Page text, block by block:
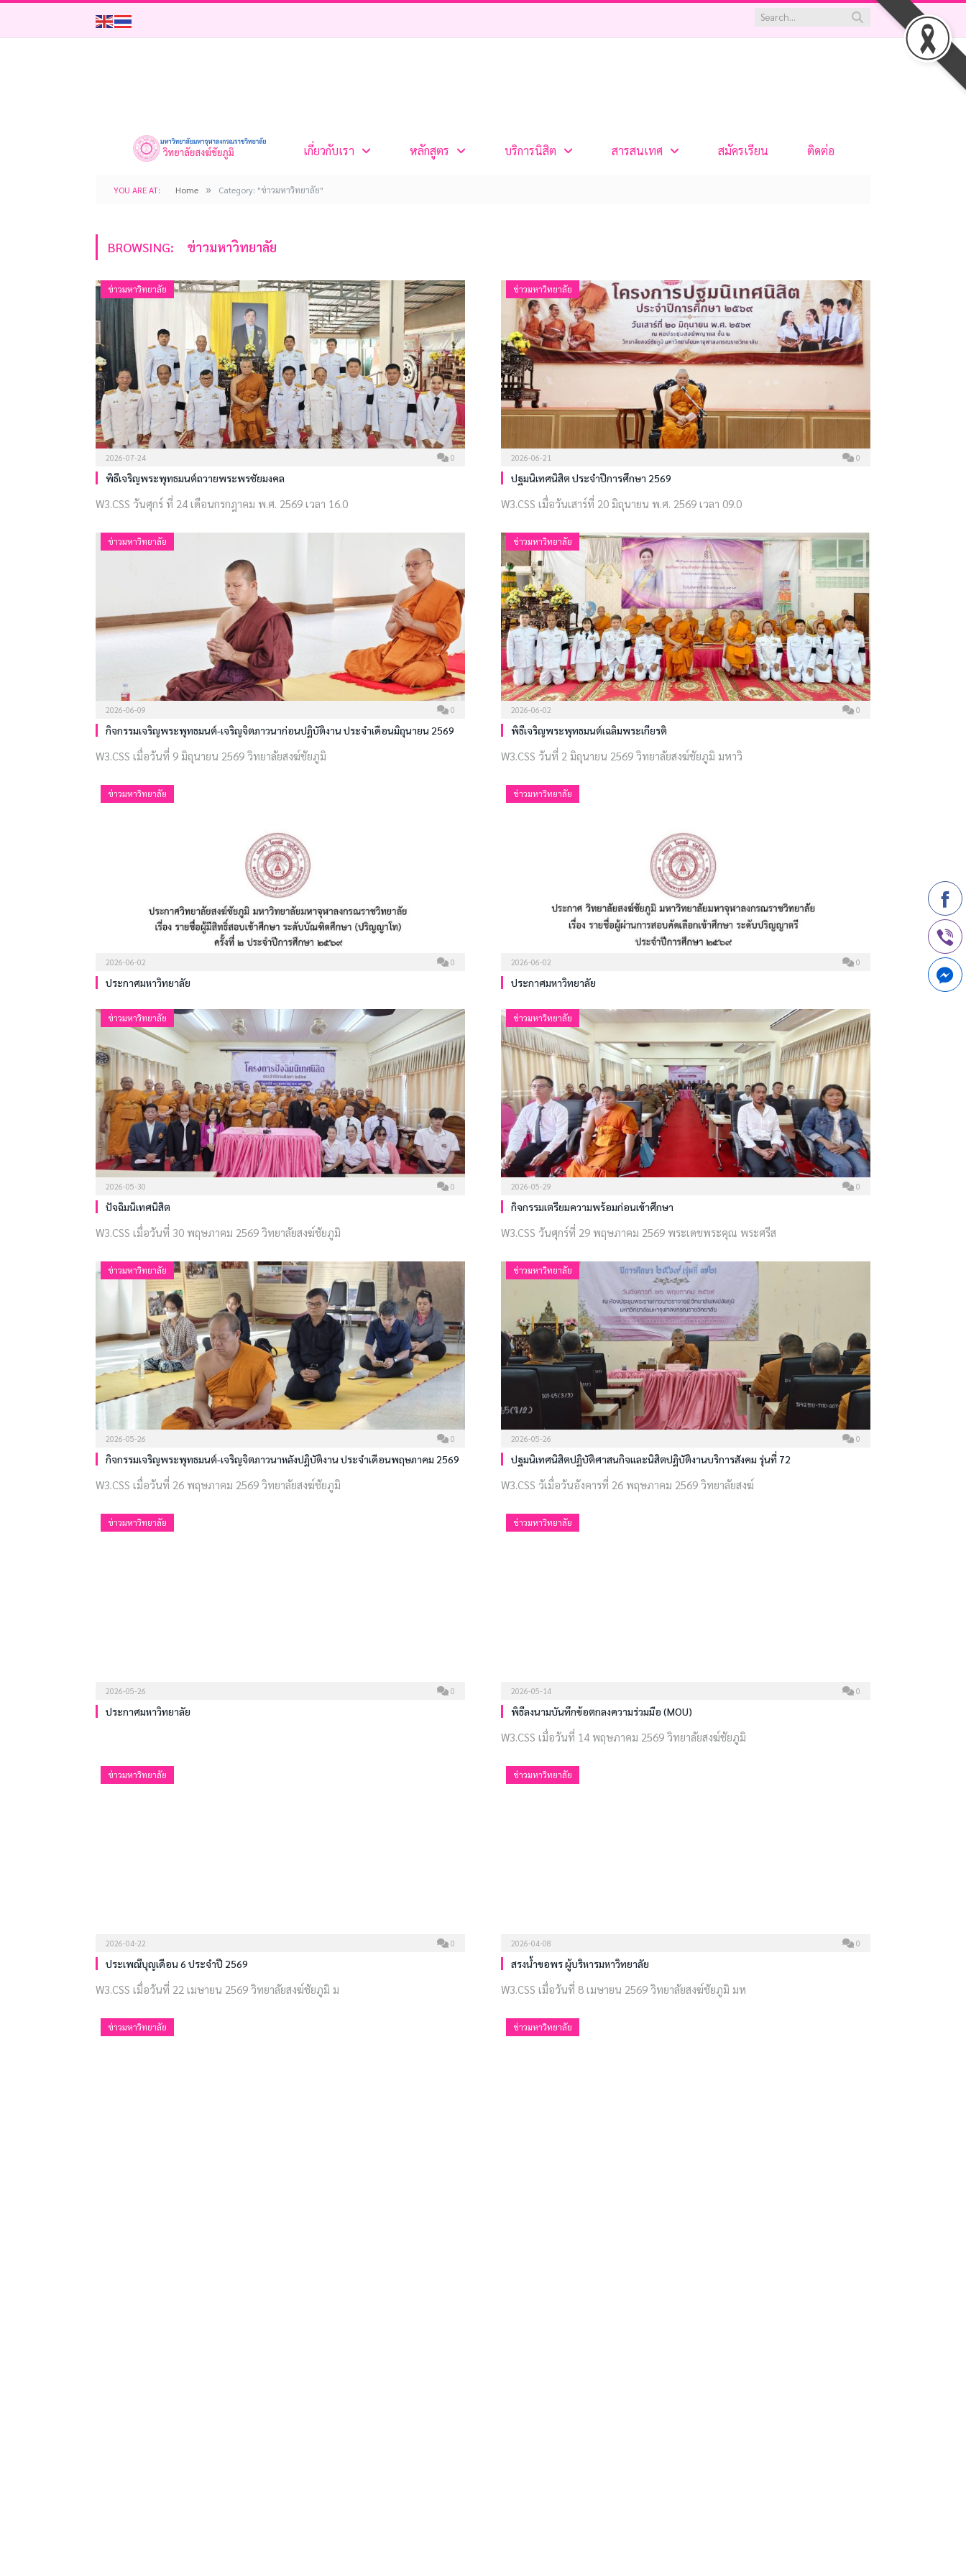
เกี่ยวกับเรา หลักสูตร บริการนิสิต สารสนเทศ สมัครเรียน ติดต่อ
YOU ARE AT: Home » Category: "ข่าวมหาวิทยาลัย"
BROWSING: ข่าวมหาวิทยาลัย
ข่าวมหาวิทยาลัย
2026-07-24 0
พิธีเจริญพระพุทธมนต์ถวายพระพรชัยมงคล
W3.CSS วันศุกร์ ที่ 24 เดือนกรกฎาคม พ.ศ. 2569 เวลา 16.0
ข่าวมหาวิทยาลัย
2026-06-21 0
ปฐมนิเทศนิสิต ประจำปีการศึกษา 2569
W3.CSS เมื่อวันเสาร์ที่ 20 มิถุนายน พ.ศ. 2569 เวลา 09.0
ข่าวมหาวิทยาลัย
2026-06-09 0
กิจกรรมเจริญพระพุทธมนต์-เจริญจิตภาวนาก่อนปฏิบัติงาน ประจำเดือนมิถุนายน 2569
W3.CSS เมื่อวันที่ 9 มิถุนายน 2569 วิทยาลัยสงฆ์ชัยภูมิ
ข่าวมหาวิทยาลัย
2026-06-02 0
พิธีเจริญพระพุทธมนต์เฉลิมพระเกียรติ
W3.CSS วันที่ 2 มิถุนายน 2569 วิทยาลัยสงฆ์ชัยภูมิ มหาวิ
ข่าวมหาวิทยาลัย
2026-06-02 0
ประกาศมหาวิทยาลัย
ข่าวมหาวิทยาลัย
2026-06-02 0
ประกาศมหาวิทยาลัย
ข่าวมหาวิทยาลัย
2026-05-30 0
ปัจฉิมนิเทศนิสิต
W3.CSS เมื่อวันที่ 30 พฤษภาคม 2569 วิทยาลัยสงฆ์ชัยภูมิ
ข่าวมหาวิทยาลัย
2026-05-29 0
กิจกรรมเตรียมความพร้อมก่อนเข้าศึกษา
W3.CSS วันศุกร์ที่ 29 พฤษภาคม 2569 พระเดชพระคุณ พระศรีส
ข่าวมหาวิทยาลัย
2026-05-26 0
กิจกรรมเจริญพระพุทธมนต์-เจริญจิตภาวนาหลังปฏิบัติงาน ประจำเดือนพฤษภาคม 2569
W3.CSS เมื่อวันที่ 26 พฤษภาคม 2569 วิทยาลัยสงฆ์ชัยภูมิ
ข่าวมหาวิทยาลัย
2026-05-26 0
ปฐมนิเทศนิสิตปฏิบัติศาสนกิจและนิสิตปฏิบัติงานบริการสังคม รุ่นที่ 72
W3.CSS วัเมื่อวันอังคารที่ 26 พฤษภาคม 2569 วิทยาลัยสงฆ์
ข่าวมหาวิทยาลัย
2026-05-26 0
ประกาศมหาวิทยาลัย
ข่าวมหาวิทยาลัย
2026-05-14 0
พิธีลงนามบันทึกข้อตกลงความร่วมมือ (MOU)
W3.CSS เมื่อวันที่ 14 พฤษภาคม 2569 วิทยาลัยสงฆ์ชัยภูมิ
ข่าวมหาวิทยาลัย
2026-04-22 0
ประเพณีบุญเดือน 6 ประจำปี 2569
W3.CSS เมื่อวันที่ 22 เมษายน 2569 วิทยาลัยสงฆ์ชัยภูมิ ม
ข่าวมหาวิทยาลัย
2026-04-08 0
สรงน้ำขอพร ผู้บริหารมหาวิทยาลัย
W3.CSS เมื่อวันที่ 8 เมษายน 2569 วิทยาลัยสงฆ์ชัยภูมิ มห
ข่าวมหาวิทยาลัย ข่าวมหาวิทยาลัย